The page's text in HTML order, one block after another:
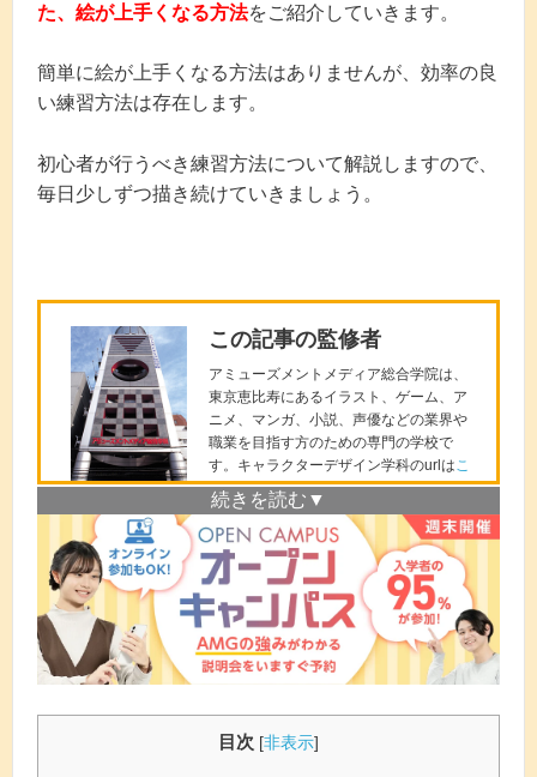
た、絵が上手くなる方法をご紹介していきます。
簡単に絵が上手くなる方法はありませんが、効率の良
い練習方法は存在します。
初心者が行うべき練習方法について解説しますので、
毎日少しずつ描き続けていきましょう。
この記事の監修者
アミューズメントメディア総合学院は、
東京恵比寿にあるイラスト、ゲーム、ア
ニメ、マンガ、小説、声優などの業界や
職業を目指す方のための専門の学校で
す。キャラクターデザイン学科のurlは こ
ちら。
１年次は基礎画力の徹底と、応用した表
現力を向上し、２年次で就職・デビュー
を意識したエンターテイメント性を高め
るカリキュラムで、２年で未経験者をプ
ロとして育成していきます。
体験説明会では、キャラクターデザイン
のプロからイラストの書き方など学べま
すので、ご興味がある方は、是非一度参
。
目次 [非表示]